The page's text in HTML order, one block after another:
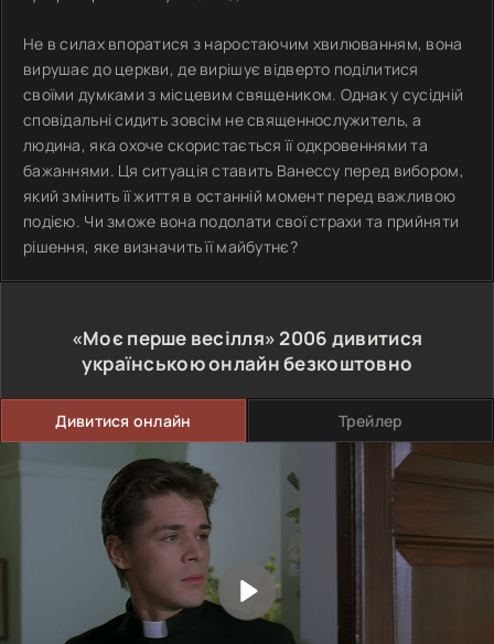
Не в силах впоратися з наростаючим хвилюванням, вона
вирушає до церкви, де вирішує відверто поділитися
своїми думками з місцевим священиком. Однак у сусідній
сповідальні сидить зовсім не священнослужитель, а
людина, яка охоче скористається її одкровеннями та
бажаннями. Ця ситуація ставить Ванессу перед вибором,
який змінить її життя в останній момент перед важливою
подією. Чи зможе вона подолати свої страхи та прийняти
рішення, яке визначить її майбутнє?
«Моє перше весілля»2006 дивитися
українською онлайн безкоштовно
Дивитися онлайн Трейлер